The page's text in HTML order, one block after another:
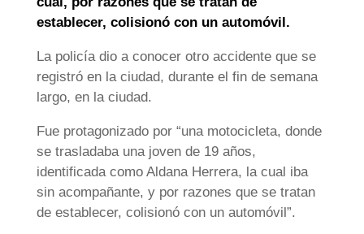
establecer, colisionó con un automóvil.
La policía dio a conocer otro accidente que se
registró en la ciudad, durante el fin de semana
largo, en la ciudad.
Fue protagonizado por “una motocicleta, donde
se trasladaba una joven de 19 años,
identificada como Aldana Herrera, la cual iba
sin acompañante, y por razones que se tratan
de establecer, colisionó con un automóvil”.